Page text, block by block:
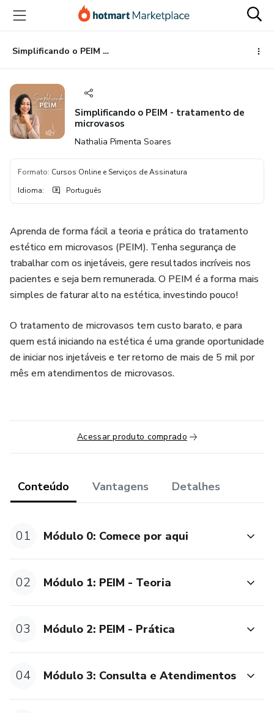
para
conteúdo
principal
para
pagamento
para
rodapé
Simplificando o PEIM - tratamento de microvasos
Simplificando o PEIM - tratamento de
microvasos
Nathalia Pimenta Soares
Formato: Cursos Online e Serviços de Assinatura
Idioma: Português
Aprenda de forma fácil a teoria e prática do tratamento
estético em microvasos (PEIM). Tenha segurança de
trabalhar com os injetáveis, gere resultados incríveis nos
pacientes e seja bem remunerada. O PEIM é a forma mais
simples de faturar alto na estética, investindo pouco!
O tratamento de microvasos tem custo barato, e para
quem está iniciando na estética é uma grande oportunidade
de iniciar nos injetáveis e ter retorno de mais de 5 mil por
mês em atendimentos de microvasos.
Acessar produto comprado
Conteúdo Vantagens Detalhes
01 Módulo 0: Comece por aqui
02 Módulo 1: PEIM - Teoria
03 Módulo 2: PEIM - Prática
04 Módulo 3: Consulta e Atendimentos